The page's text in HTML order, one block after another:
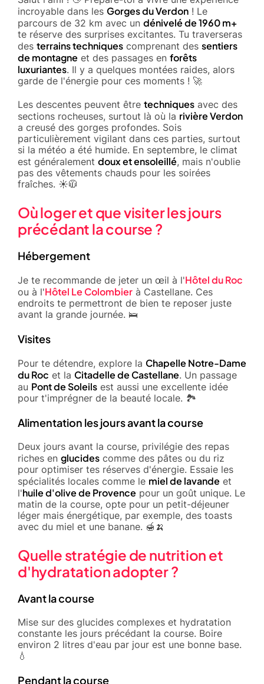
incroyable dans les Gorges du Verdon ! Le
parcours de 32 km avec un dénivelé de 1960 m+
te réserve des surprises excitantes. Tu traverseras
des terrains techniques comprenant des sentiers
de montagne et des passages en forêts
luxuriantes. Il y a quelques montées raides, alors
garde de l'énergie pour ces moments ! 🚀
Les descentes peuvent être techniques avec des
sections rocheuses, surtout là où la rivière Verdon
a creusé des gorges profondes. Sois
particulièrement vigilant dans ces parties, surtout
si la météo a été humide. En septembre, le climat
est généralement doux et ensoleillé, mais n'oublie
pas des vêtements chauds pour les soirées
fraîches. ☀️🧥
Où loger et que visiter les jours
précédant la course ?
Hébergement
Je te recommande de jeter un œil à l'Hôtel du Roc
ou à l'Hôtel Le Colombier à Castellane. Ces
endroits te permettront de bien te reposer juste
avant la grande journée. 🛌
Visites
Pour te détendre, explore la Chapelle Notre-Dame
du Roc et la Citadelle de Castellane. Un passage
au Pont de Soleils est aussi une excellente idée
pour t'imprégner de la beauté locale. 🏞️
Alimentation les jours avant la course
Deux jours avant la course, privilégie des repas
riches en glucides comme des pâtes ou du riz
pour optimiser tes réserves d'énergie. Essaie les
spécialités locales comme le miel de lavande et
l'huile d'olive de Provence pour un goût unique. Le
matin de la course, opte pour un petit-déjeuner
léger mais énergétique, par exemple, des toasts
avec du miel et une banane. 🍯🍌
Quelle stratégie de nutrition et
d'hydratation adopter ?
Avant la course
Mise sur des glucides complexes et hydratation
constante les jours précédant la course. Boire
environ 2 litres d'eau par jour est une bonne base.
💧
Pendant la course